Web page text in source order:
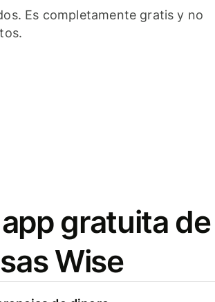
Es completamente gratis y no
gratuita de
Wise